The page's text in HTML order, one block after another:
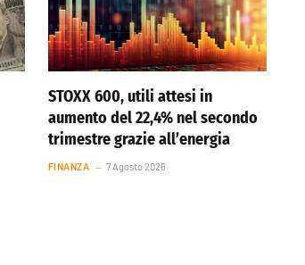
STOXX 600, utili attesi in
aumento del 22,4% nel secondo
trimestre grazie all’energia
FINANZA 7 Agosto 2026